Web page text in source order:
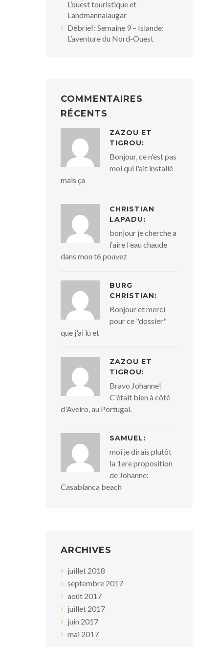
L’ouest touristique et
Landmannalaugar
Débrief: Semaine 9 – Islande:
L’aventure du Nord-Ouest
COMMENTAIRES
RÉCENTS
ZAZOU ET
TIGROU:
Bonjour, ce n'est pas
moi qui l'ait installé
mais ça
CHRISTIAN
LAPADU:
bonjour je cherche a
faire l eau chaude
dans mon t6 pouvez
BURG
CHRISTIAN:
Bonjour et merci
pour ce "dossier"
que j'ai lu et
ZAZOU ET
TIGROU:
Bravo Johanne!
C'était bien à côté
d'Aveiro, au Portugal.
SAMUEL:
moi je dirais plutôt
la 1ere proposition
de Johanne:
Casablanca beach
ARCHIVES
juillet 2018
septembre 2017
août 2017
juillet 2017
juin 2017
mai 2017